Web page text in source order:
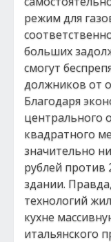
режим для
больших
смогут
должников от
Благодаря
центрального
квадратного
значительно
рублей против
здании.
технологий
кухне
итальянского